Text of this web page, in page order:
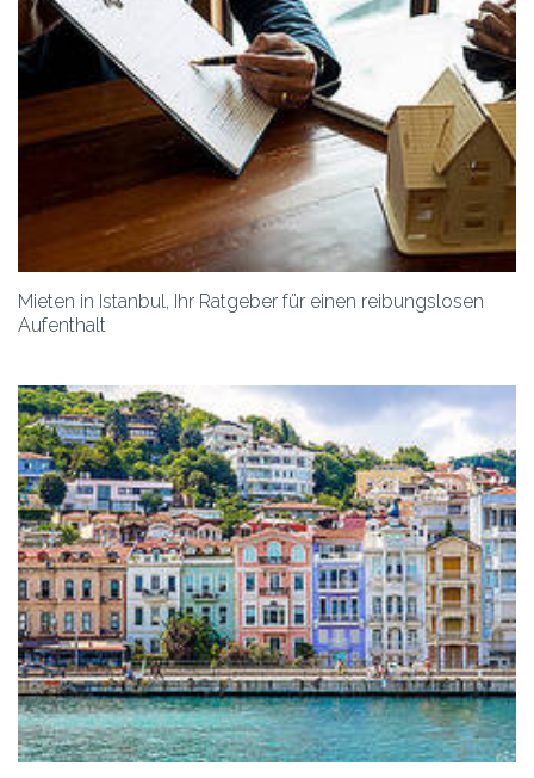
Mieten in Istanbul, Ihr Ratgeber für einen reibungslosen
Aufenthalt